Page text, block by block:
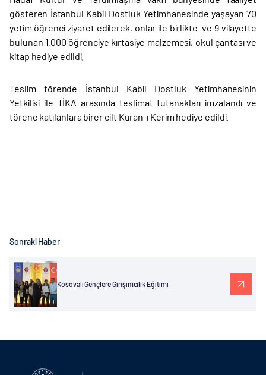
gösteren İstanbul Kabil Dostluk Yetimhanesinde yaşayan 70
yetim öğrenci ziyaret edilerek, onlar ile birlikte ve 9 vilayette
bulunan 1.000 öğrenciye kırtasiye malzemesi, okul çantası ve
kitap hediye edildi.
Teslim törende İstanbul Kabil Dostluk Yetimhanesinin
Yetkilisi ile TİKA arasında teslimat tutanakları imzalandı ve
törene katılanlara birer cilt Kuran-ı Kerim hediye edildi.
Sonraki Haber
Kosovalı Gençlere Girişimcilik Eğitimi